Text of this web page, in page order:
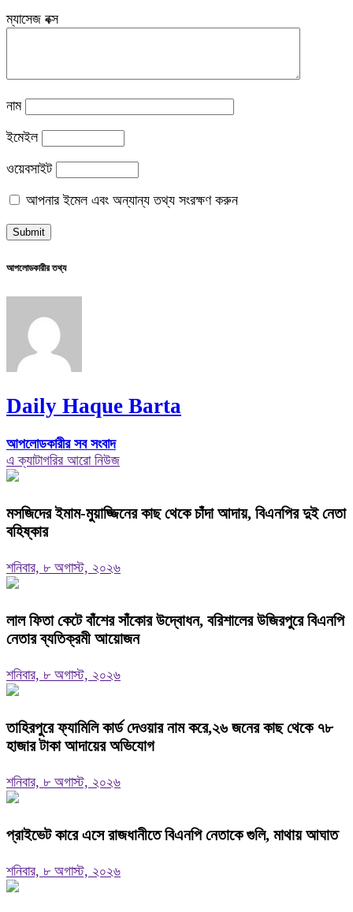
ম্যাসেজ বক্স
নাম
ইমেইল
ওয়েবসাইট
আপনার ইমেল এবং অন্যান্য তথ্য সংরক্ষণ করুন
আপলোডকারীর তথ্য
Daily Haque Barta
আপলোডকারীর সব সংবাদ
এ ক্যাটাগরির আরো নিউজ
মসজিদের ইমাম-মুয়াজ্জিনের কাছ থেকে চাঁদা আদায়, বিএনপির দুই নেতা
বহিষ্কার
শনিবার, ৮ অগাস্ট, ২০২৬
‎লাল ফিতা কেটে বাঁশের সাঁকোর উদ্বোধন, বরিশালের উজিরপুরে বিএনপি
নেতার ব্যতিক্রমী আয়োজন
শনিবার, ৮ অগাস্ট, ২০২৬
তাহিরপুরে ফ্যামিলি কার্ড দেওয়ার নাম করে,২৬ জনের কাছ থেকে ৭৮
হাজার টাকা আদায়ের অভিযোগ
শনিবার, ৮ অগাস্ট, ২০২৬
প্রাইভেট কারে এসে রাজধানীতে বিএনপি নেতাকে গুলি, মাথায় আঘাত
শনিবার, ৮ অগাস্ট, ২০২৬